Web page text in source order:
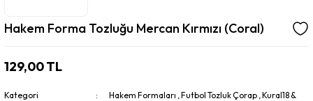
Hakem Forma Tozluğu Mercan Kırmızı (Coral)
129,00 TL
Kategori Hakem Formaları ,Futbol Tozluk Çorap ,Kural18 &